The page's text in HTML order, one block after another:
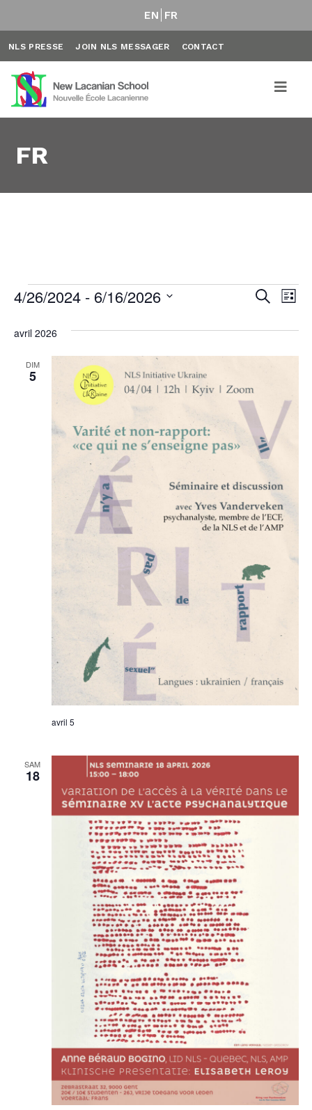
EN FR
NLS PRESSE JOIN NLS MESSAGER CONTACT
FR
Évènements
et
de
vues
Recherche
Liste
4/26/2024 - 6/16/2026
une
avril 2026
DIM
5
avril 5
SAM
18